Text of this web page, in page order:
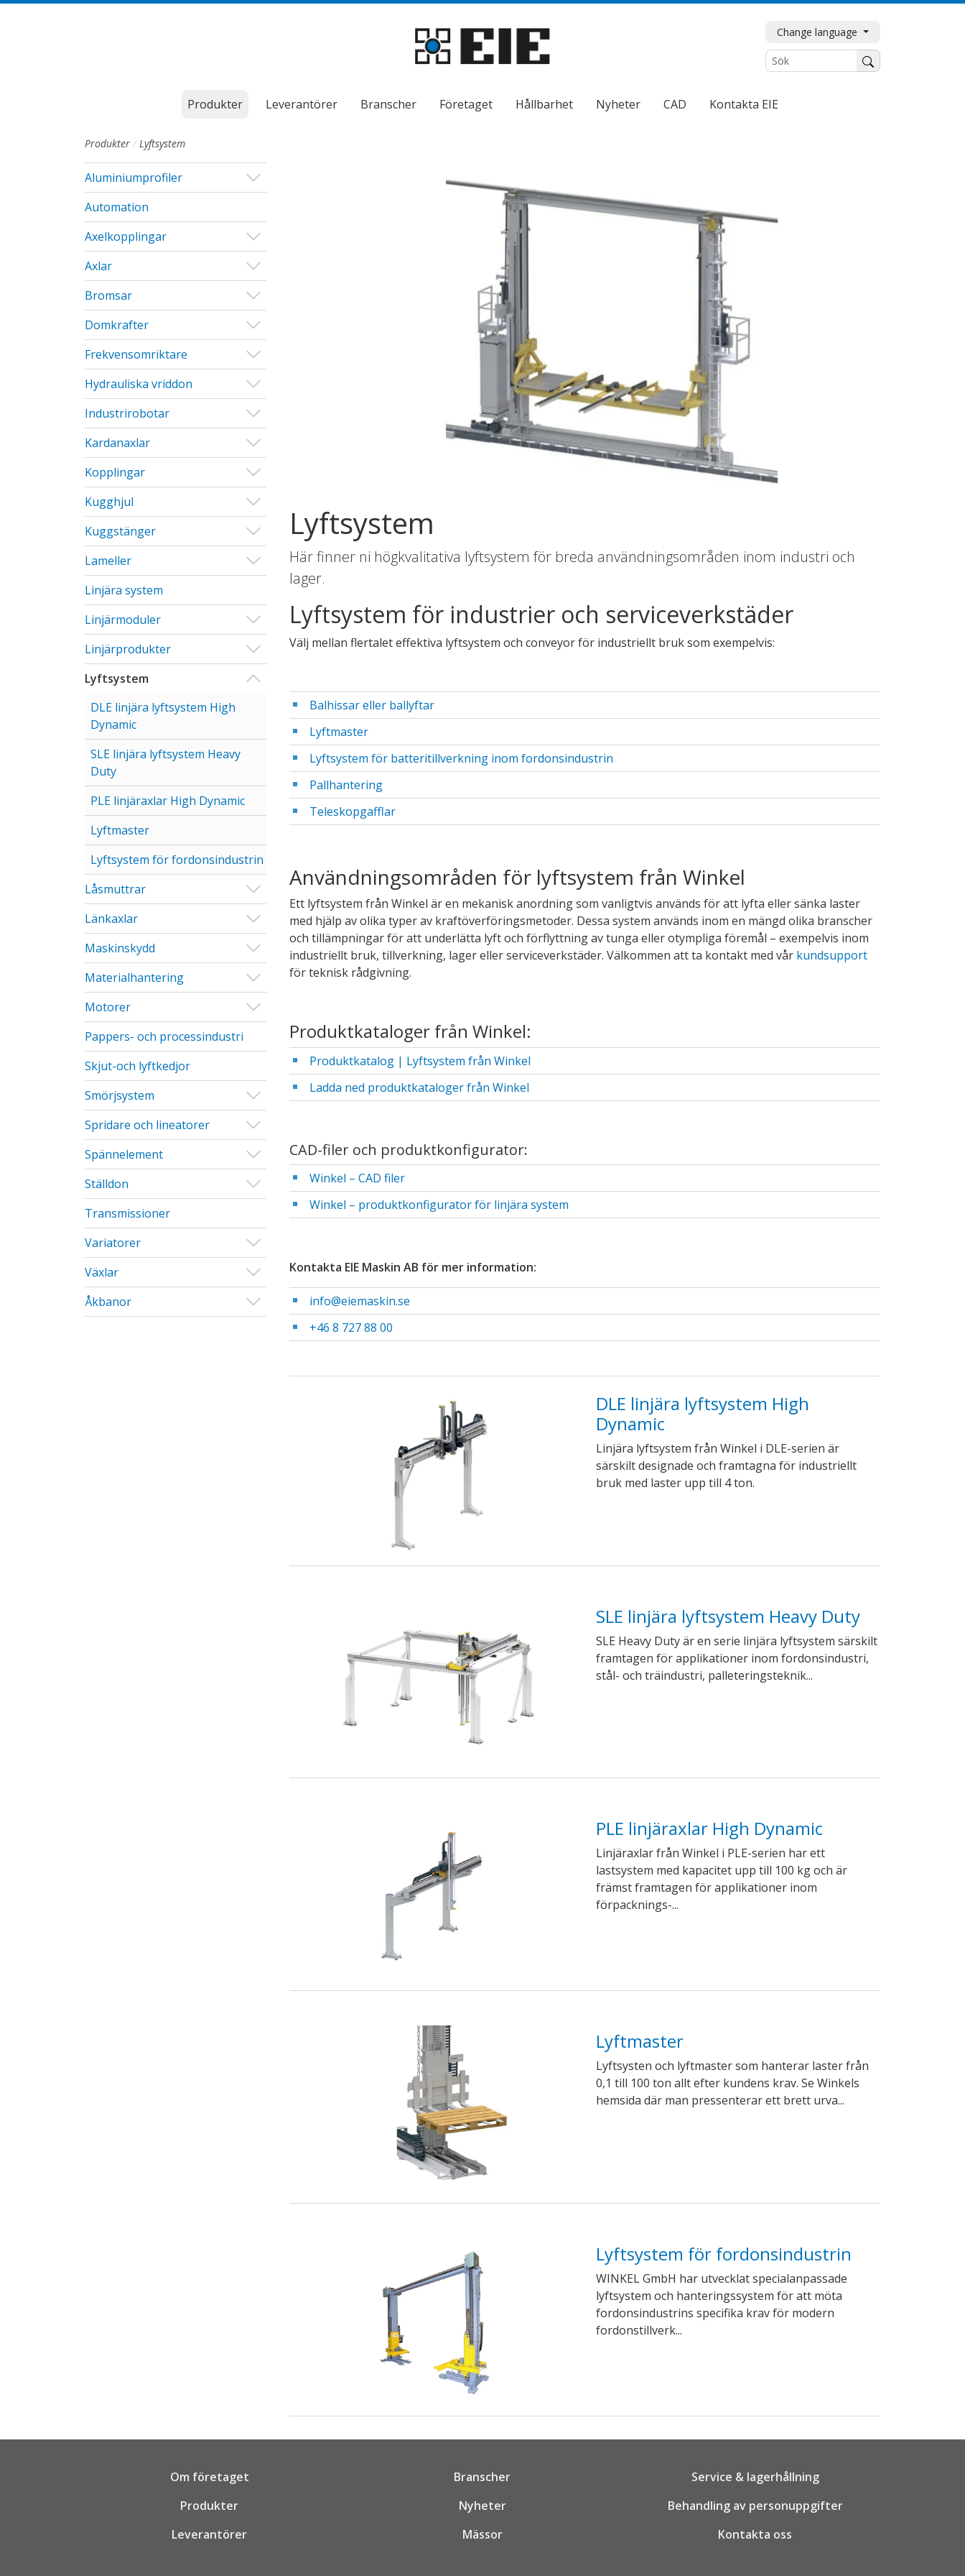
Till sidans huvudinnehåll
Sök
Change language
Produkter Leverantörer Branscher Företaget Hållbarhet Nyheter CAD Kontakta EIE
Produkter Lyftsystem
Aluminiumprofiler
Visa/Göm undermeny
Automation
Axelkopplingar
Visa/Göm undermeny
Axlar
Visa/Göm undermeny
Bromsar
Visa/Göm undermeny
Domkrafter
Visa/Göm undermeny
Frekvensomriktare
Visa/Göm undermeny
Hydrauliska vriddon
Visa/Göm undermeny
Industrirobotar
Visa/Göm undermeny
Kardanaxlar
Visa/Göm undermeny
Kopplingar
Visa/Göm undermeny
Kugghjul
Visa/Göm undermeny
Kuggstänger
Visa/Göm undermeny
Lameller
Visa/Göm undermeny
Linjära system
Linjärmoduler
Visa/Göm undermeny
Linjärprodukter
Visa/Göm undermeny
Lyftsystem
Visa/Göm undermeny
DLE linjära lyftsystem High
Dynamic
SLE linjära lyftsystem Heavy
Duty
PLE linjäraxlar High Dynamic
Lyftmaster
Lyftsystem för fordonsindustrin
Låsmuttrar
Visa/Göm undermeny
Länkaxlar
Visa/Göm undermeny
Maskinskydd
Visa/Göm undermeny
Materialhantering
Visa/Göm undermeny
Motorer
Visa/Göm undermeny
Pappers- och processindustri
Skjut-och lyftkedjor
Smörjsystem
Visa/Göm undermeny
Spridare och lineatorer
Visa/Göm undermeny
Spännelement
Visa/Göm undermeny
Ställdon
Visa/Göm undermeny
Transmissioner
Variatorer
Visa/Göm undermeny
Växlar
Visa/Göm undermeny
Åkbanor
Visa/Göm undermeny
Lyftsystem
Här finner ni högkvalitativa lyftsystem för breda användningsområden inom industri och
lager.
Lyftsystem för industrier och serviceverkstäder
Välj mellan flertalet effektiva lyftsystem och conveyor för industriellt bruk som exempelvis:
Balhissar eller ballyftar
Lyftmaster
Lyftsystem för batteritillverkning inom fordonsindustrin
Pallhantering
Teleskopgafflar
Användningsområden för lyftsystem från Winkel
Ett lyftsystem från Winkel är en mekanisk anordning som vanligtvis används för att lyfta eller sänka laster
med hjälp av olika typer av kraftöverföringsmetoder. Dessa system används inom en mängd olika branscher
och tillämpningar för att underlätta lyft och förflyttning av tunga eller otympliga föremål – exempelvis inom
industriellt bruk, tillverkning, lager eller serviceverkstäder. Välkommen att ta kontakt med vår kundsupport
för teknisk rådgivning.
Produktkataloger från Winkel:
Produktkatalog | Lyftsystem från Winkel
Ladda ned produktkataloger från Winkel
CAD-filer och produktkonfigurator:
Winkel – CAD filer
Winkel – produktkonfigurator för linjära system
Kontakta EIE Maskin AB för mer information:
info@eiemaskin.se
+46 8 727 88 00
DLE linjära lyftsystem High
Dynamic
Linjära lyftsystem från Winkel i DLE-serien är
särskilt designade och framtagna för industriellt
bruk med laster upp till 4 ton.
SLE linjära lyftsystem Heavy Duty
SLE Heavy Duty är en serie linjära lyftsystem särskilt
framtagen för applikationer inom fordonsindustri,
stål- och träindustri, palleteringsteknik...
PLE linjäraxlar High Dynamic
Linjäraxlar från Winkel i PLE-serien har ett
lastsystem med kapacitet upp till 100 kg och är
främst framtagen för applikationer inom
förpacknings-...
Lyftmaster
Lyftsysten och lyftmaster som hanterar laster från
0,1 till 100 ton allt efter kundens krav. Se Winkels
hemsida där man pressenterar ett brett urva...
Lyftsystem för fordonsindustrin
WINKEL GmbH har utvecklat specialanpassade
lyftsystem och hanteringssystem för att möta
fordonsindustrins specifika krav för modern
fordonstillverk...
Om företaget
Produkter
Leverantörer
Branscher
Nyheter
Mässor
Service & lagerhållning
Behandling av personuppgifter
Kontakta oss